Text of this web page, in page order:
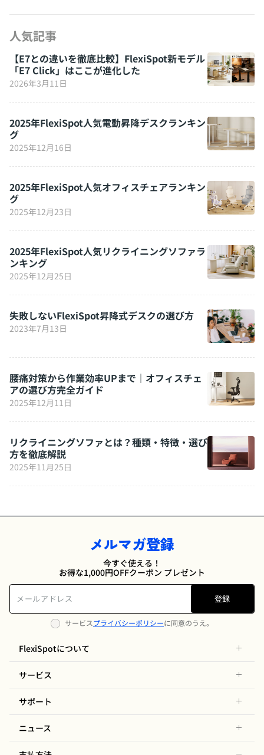
人気記事
【E7との違いを徹底比較】FlexiSpot新モデル
「E7 Click」はここが進化した
2026年3月11日
2025年FlexiSpot人気電動昇降デスクランキン
グ
2025年12月16日
2025年FlexiSpot人気オフィスチェアランキン
グ
2025年12月23日
2025年FlexiSpot人気リクライニングソファラ
ンキング
2025年12月25日
失敗しないFlexiSpot昇降式デスクの選び方
2023年7月13日
腰痛対策から作業効率UPまで｜オフィスチェ
アの選び方完全ガイド
2025年12月11日
リクライニングソファとは？種類・特徴・選び
方を徹底解説
2025年11月25日
メルマガ登録
今すぐ使える！
お得な1,000円OFFクーポン プレゼント
登録
サービスプライバシーポリシーに同意のうえ。
FlexiSpotについて
サービス
サポート
ニュース